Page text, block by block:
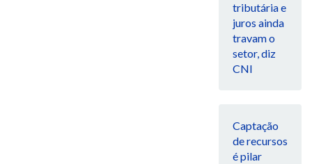
tributária e
juros ainda
travam o
setor, diz
CNI
Captação
de recursos
é pilar